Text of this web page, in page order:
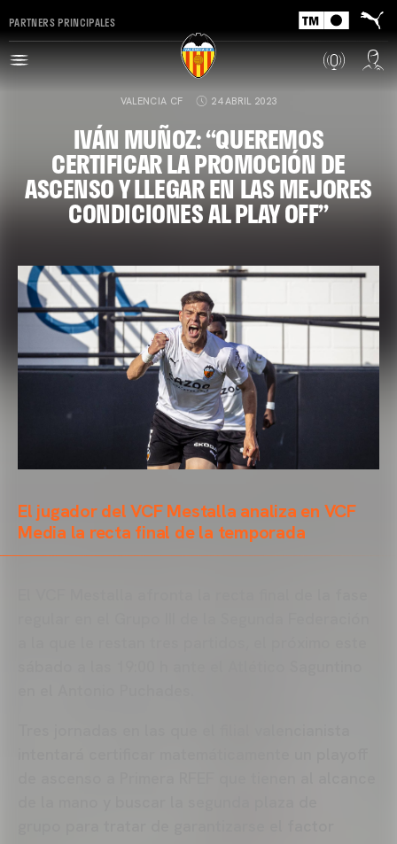
PARTNERS PRINCIPALES
VALENCIA CF 24 ABRIL 2023
IVÁN MUÑOZ: “QUEREMOS
CERTIFICAR LA PROMOCIÓN DE
ASCENSO Y LLEGAR EN LAS MEJORES
CONDICIONES AL PLAY OFF”
El jugador del VCF Mestalla analiza en VCF
Media la recta final de la temporada